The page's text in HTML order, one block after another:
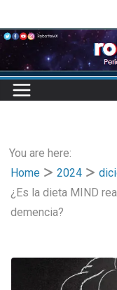
to
content
You are here:
Home
2024
¿Es la dieta MIND
demencia?